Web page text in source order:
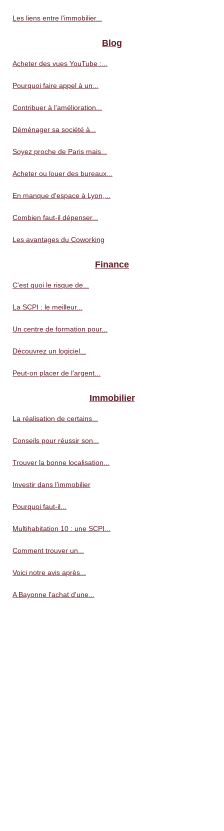
Les liens entre l'immobilier...
Blog
Acheter des vues YouTube :...
Pourquoi faire appel à un...
Contribuer à l'amélioration...
Déménager sa société à...
Soyez proche de Paris mais...
Acheter ou louer des bureaux...
En manque d'espace à Lyon,...
Combien faut-il dépenser...
Les avantages du Coworking
Finance
C'est quoi le risque de...
La SCPI : le meilleur...
Un centre de formation pour...
Découvrez un logiciel...
Peut-on placer de l'argent...
Immobilier
La réalisation de certains...
Conseils pour réussir son...
Trouver la bonne localisation...
Investir dans l’immobilier
Pourquoi faut-il...
Multihabitation 10 : une SCPI...
Comment trouver un...
Voici notre avis après...
A Bayonne l'achat d'une...